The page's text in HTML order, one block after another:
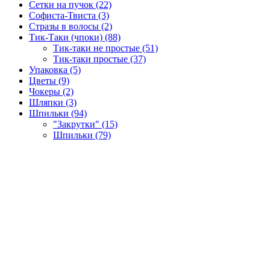
Сетки на пучок (22)
Софиста-Твиста (3)
Стразы в волосы (2)
Тик-Таки (чпоки) (88)
Тик-таки не простые (51)
Тик-таки простые (37)
Упаковка (5)
Цветы (9)
Чокеры (2)
Шляпки (3)
Шпильки (94)
"Закрутки" (15)
Шпильки (79)